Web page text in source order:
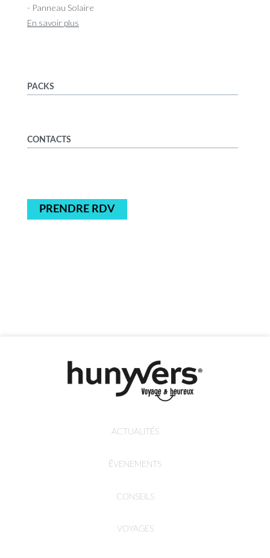
- Panneau Solaire
En savoir plus
PACKS
CONTACTS
PRENDRE RDV
ACTUALITÉS
ÉVENEMENTS
CONSEILS
VOYAGES